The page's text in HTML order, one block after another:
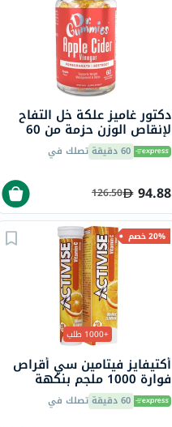
دكتور غاميز علكة خل التفاح
لإنقاص الوزن حزمة من 60
60 دقيقة تصلك في
94.88
126.50
20% خصم
+1000 طلب
أكتيفايز فيتامين سي أقراص
فوارة 1000 ملجم بنكهة
البرتقال حزمة من 20
60 دقيقة تصلك في